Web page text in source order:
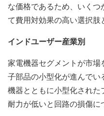
な価格であるため、いく
て費用対効果の高い選択肢
インドユーザー産業別
家電機器セグメントが市
子部品の小型化が進んで
機器とともに小型化され
耐力が低いと回路の損傷に